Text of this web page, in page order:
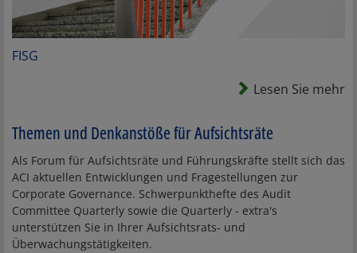
FISG
Lesen Sie mehr
Themen und Denkanstöße für Aufsichtsräte
Als Forum für Aufsichtsräte und Führungskräfte stellt sich das
ACI aktuellen Entwicklungen und Fragestellungen zur
Corporate Governance. Schwerpunkthefte des Audit
Committee Quarterly sowie die Quarterly - extra's
unterstützen Sie in Ihrer Aufsichtsrats- und
Überwachungstätigkeiten.